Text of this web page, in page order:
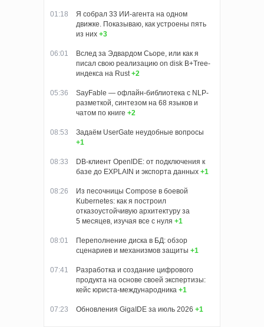
01:18
Я собрал 33 ИИ-агента на одном
движке. Показываю, как устроены пять
из них +3
06:01
Вслед за Эдвардом Сьоре, или как я
писал свою реализацию on disk B+Tree-
индекса на Rust +2
05:36
SayFable — офлайн-библиотека с NLP-
разметкой, синтезом на 68 языков и
чатом по книге +2
08:53
Задаём UserGate неудобные вопросы
+1
08:33
DB-клиент OpenIDE: от подключения к
базе до EXPLAIN и экспорта данных +1
08:26
Из песочницы Compose в боевой
Kubernetes: как я построил
отказоустойчивую архитектуру за
5 месяцев, изучая все с нуля +1
08:01
Переполнение диска в БД: обзор
сценариев и механизмов защиты +1
07:41
Разработка и создание цифрового
продукта на основе своей экспертизы:
кейс юриста-международника +1
07:23 Обновления GigaIDE за июль 2026 +1